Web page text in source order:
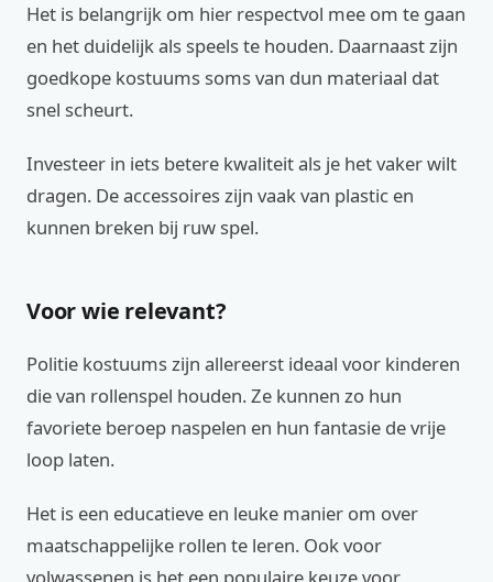
Het is belangrijk om hier respectvol mee om te gaan
en het duidelijk als speels te houden. Daarnaast zijn
goedkope kostuums soms van dun materiaal dat
snel scheurt.
Investeer in iets betere kwaliteit als je het vaker wilt
dragen. De accessoires zijn vaak van plastic en
kunnen breken bij ruw spel.
Voor wie relevant?
Politie kostuums zijn allereerst ideaal voor kinderen
die van rollenspel houden. Ze kunnen zo hun
favoriete beroep naspelen en hun fantasie de vrije
loop laten.
Het is een educatieve en leuke manier om over
maatschappelijke rollen te leren. Ook voor